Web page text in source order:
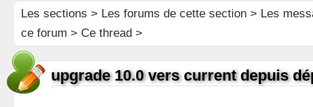
Les sections > Les forums de cette section> Les
ce forum > Ce thread >
upgrade 10.0 vers current depuis